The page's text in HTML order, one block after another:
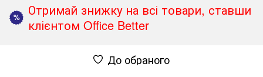
%
Отримай знижку на всі товари, ставши
клієнтом Office Better
До обраного